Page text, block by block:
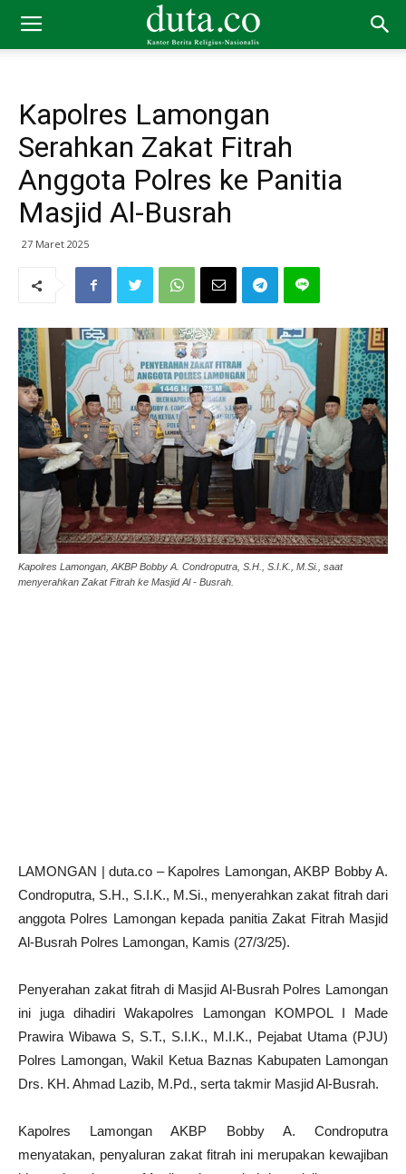
Kapolres Lamongan
Serahkan Zakat Fitrah
Anggota Polres ke Panitia
Masjid Al-Busrah
27 Maret 2025
Kapolres Lamongan, AKBP Bobby A. Condroputra, S.H., S.I.K., M.Si., saat
menyerahkan Zakat Fitrah ke Masjid Al - Busrah.
LAMONGAN | duta.co – Kapolres Lamongan, AKBP Bobby A.
Condroputra, S.H., S.I.K., M.Si., menyerahkan zakat fitrah dari
anggota Polres Lamongan kepada panitia Zakat Fitrah Masjid
Al-Busrah Polres Lamongan, Kamis (27/3/25).
Penyerahan zakat fitrah di Masjid Al-Busrah Polres Lamongan
ini juga dihadiri Wakapolres Lamongan KOMPOL I Made
Prawira Wibawa S, S.T., S.I.K., M.I.K., Pejabat Utama (PJU)
Polres Lamongan, Wakil Ketua Baznas Kabupaten Lamongan
Drs. KH. Ahmad Lazib, M.Pd., serta takmir Masjid Al-Busrah.
Kapolres Lamongan AKBP Bobby A. Condroputra
menyatakan, penyaluran zakat fitrah ini merupakan kewajiban